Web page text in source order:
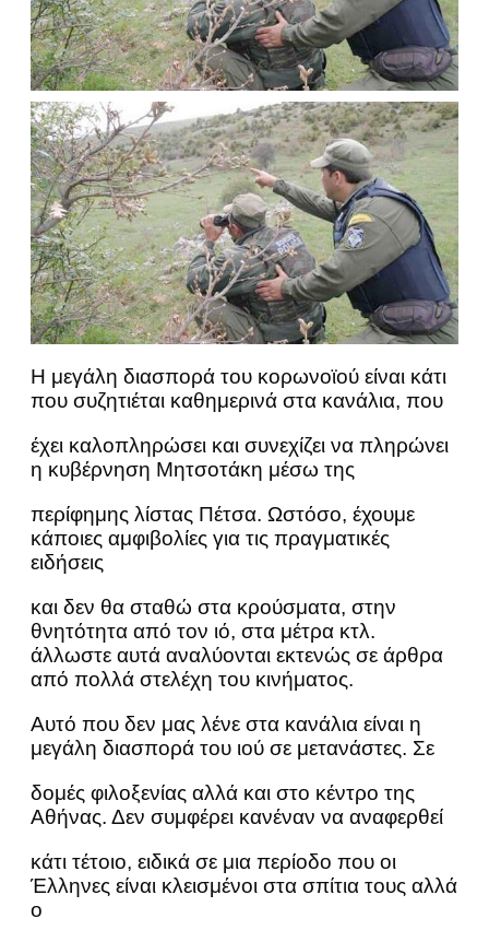
Η μεγάλη διασπορά του κορωνοϊού είναι κάτι
που συζητιέται καθημερινά στα κανάλια, που
έχει καλοπληρώσει και συνεχίζει να πληρώνει
η κυβέρνηση Μητσοτάκη μέσω της
περίφημης λίστας Πέτσα. Ωστόσο, έχουμε
κάποιες αμφιβολίες για τις πραγματικές
ειδήσεις
και δεν θα σταθώ στα κρούσματα, στην
θνητότητα από τον ιό, στα μέτρα κτλ.
άλλωστε αυτά αναλύονται εκτενώς σε άρθρα
από πολλά στελέχη του κινήματος.
Αυτό που δεν μας λένε στα κανάλια είναι η
μεγάλη διασπορά του ιού σε μετανάστες. Σε
δομές φιλοξενίας αλλά και στο κέντρο της
Αθήνας. Δεν συμφέρει κανέναν να αναφερθεί
κάτι τέτοιο, ειδικά σε μια περίοδο που οι
Έλληνες είναι κλεισμένοι στα σπίτια τους αλλά
ο